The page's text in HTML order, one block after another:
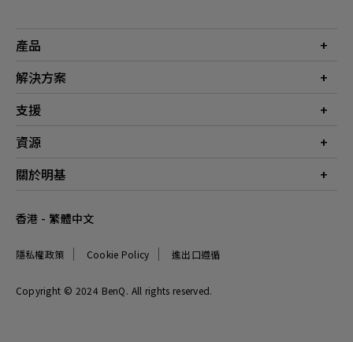
產品
投影機
燈具
解決方案
商業
電競
支援
聯絡我們
常見問答
服務網點
資源
投影機投射距離計算器
關於明基
品牌
可永續發展
Copyright © 2024 BenQ. All rights reserved.
隱私權政策 Cookie Policy 進出口遵循
香港 - 繁體中文